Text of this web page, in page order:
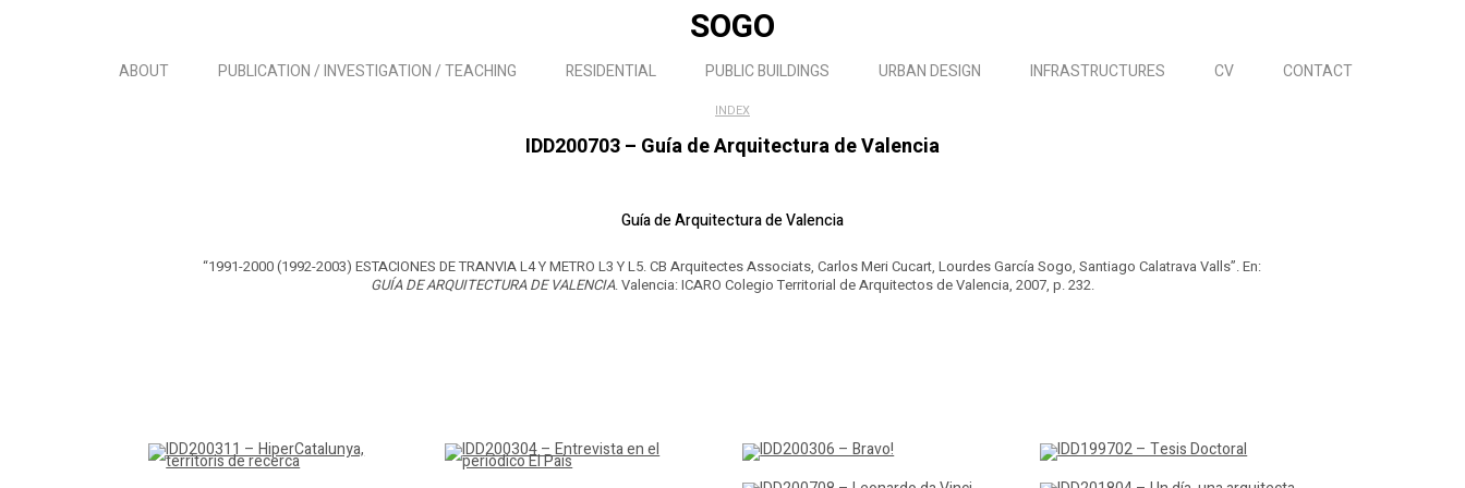
SOGO
ABOUT PUBLICATION / INVESTIGATION / TEACHING RESIDENTIAL PUBLIC BUILDINGS URBAN DESIGN INFRASTRUCTURES CV CONTACT
INDEX
IDD200703 – Guía de Arquitectura de Valencia
Guía de Arquitectura de Valencia
“1991-2000 (1992-2003) ESTACIONES DE TRANVIA L4 Y METRO L3 Y L5. CB Arquitectes Associats, Carlos Meri Cucart, Lourdes García Sogo, Santiago Calatrava Valls”. En:
GUÍA DE ARQUITECTURA DE VALENCIA. Valencia: ICARO Colegio Territorial de Arquitectos de Valencia, 2007, p. 232.